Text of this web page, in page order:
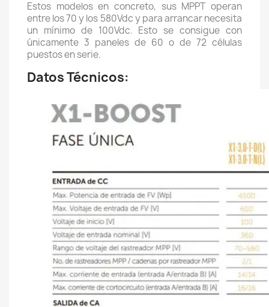
Estos modelos en concreto, sus MPPT operan
entre los 70 y los 580Vdc y para arrancar necesita
un mínimo de 100Vdc. Esto se consigue con
únicamente 3 paneles de 60 o de 72 células
puestos en serie.
Datos Técnicos: